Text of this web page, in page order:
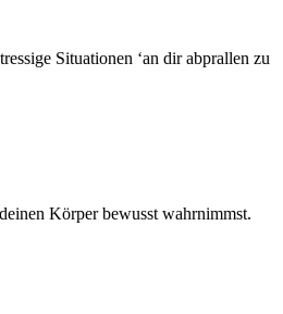
Situationen ‘an dir abprallen zu
Körper bewusst wahrnimmst.